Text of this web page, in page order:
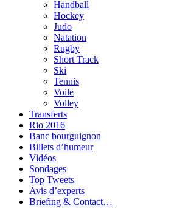
Handball
Hockey
Judo
Natation
Rugby
Short Track
Ski
Tennis
Voile
Volley
Transferts
Rio 2016
Banc bourguignon
Billets d’humeur
Vidéos
Sondages
Top Tweets
Avis d’experts
Briefing & Contact…